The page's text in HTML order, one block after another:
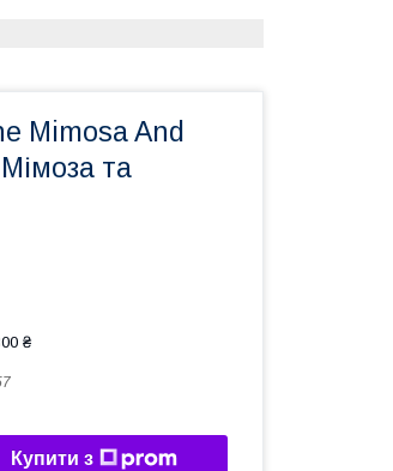
Mimosa And
та
₴
Купити з